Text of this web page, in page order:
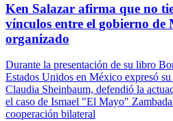
Ken Salazar afirma que no
vínculos entre el gobierno de
organizado
Durante la presentación de su libro
Estados Unidos en México expresó
Claudia Sheinbaum, defendió la
el caso de Ismael "El Mayo"
cooperación bilateral